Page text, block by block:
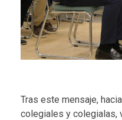
Tras este mensaje,
colegiales y colegialas,